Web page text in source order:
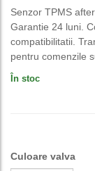
a
Senzor TPMS
Garantie 24 luni.
compatibilitatii.
pentru comenzile
În stoc
Culoare valva